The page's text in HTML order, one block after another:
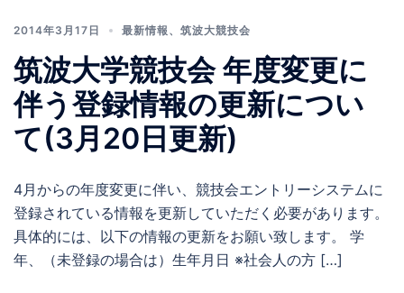
2014年3月17日 最新情報 、 筑波大競技会
筑波大学競技会 年度変更に
伴う登録情報の更新につい
て(3月20日更新)
4月からの年度変更に伴い、競技会エントリーシステムに
登録されている情報を更新していただく必要があります。
具体的には、以下の情報の更新をお願い致します。 学
年、（未登録の場合は）生年月日 ※社会人の方 […]